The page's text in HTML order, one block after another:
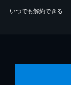
いつでも解約できる